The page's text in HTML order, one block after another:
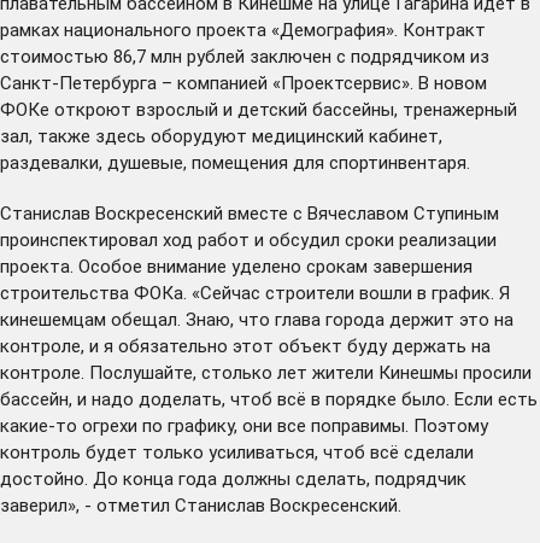
рамках национального проекта «Демография». Контракт
стоимостью 86,7 млн рублей заключен с подрядчиком из
Санкт-Петербурга – компанией «Проектсервис». В новом
ФОКе откроют взрослый и детский бассейны, тренажерный
зал, также здесь оборудуют медицинский кабинет,
раздевалки, душевые, помещения для спортинвентаря.
Станислав Воскресенский вместе с Вячеславом Ступиным
проинспектировал ход работ и обсудил сроки реализации
проекта. Особое внимание уделено срокам завершения
строительства ФОКа. «Сейчас строители вошли в график. Я
кинешемцам обещал. Знаю, что глава города держит это на
контроле, и я обязательно этот объект буду держать на
контроле. Послушайте, столько лет жители Кинешмы просили
бассейн, и надо доделать, чтоб всё в порядке было. Если есть
какие-то огрехи по графику, они все поправимы. Поэтому
контроль будет только усиливаться, чтоб всё сделали
достойно. До конца года должны сделать, подрядчик
заверил», - отметил Станислав Воскресенский.